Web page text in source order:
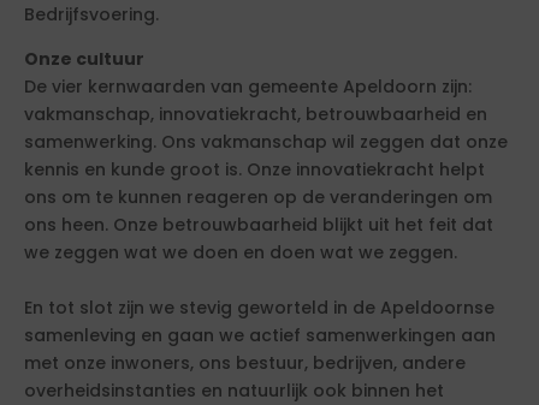
Bedrijfsvoering.
Onze cultuur
De vier kernwaarden van gemeente Apeldoorn zijn:
vakmanschap, innovatiekracht, betrouwbaarheid en
samenwerking. Ons vakmanschap wil zeggen dat onze
kennis en kunde groot is. Onze innovatiekracht helpt
ons om te kunnen reageren op de veranderingen om
ons heen. Onze betrouwbaarheid blijkt uit het feit dat
we zeggen wat we doen en doen wat we zeggen.
En tot slot zijn we stevig geworteld in de Apeldoornse
samenleving en gaan we actief samenwerkingen aan
met onze inwoners, ons bestuur, bedrijven, andere
overheidsinstanties en natuurlijk ook binnen het